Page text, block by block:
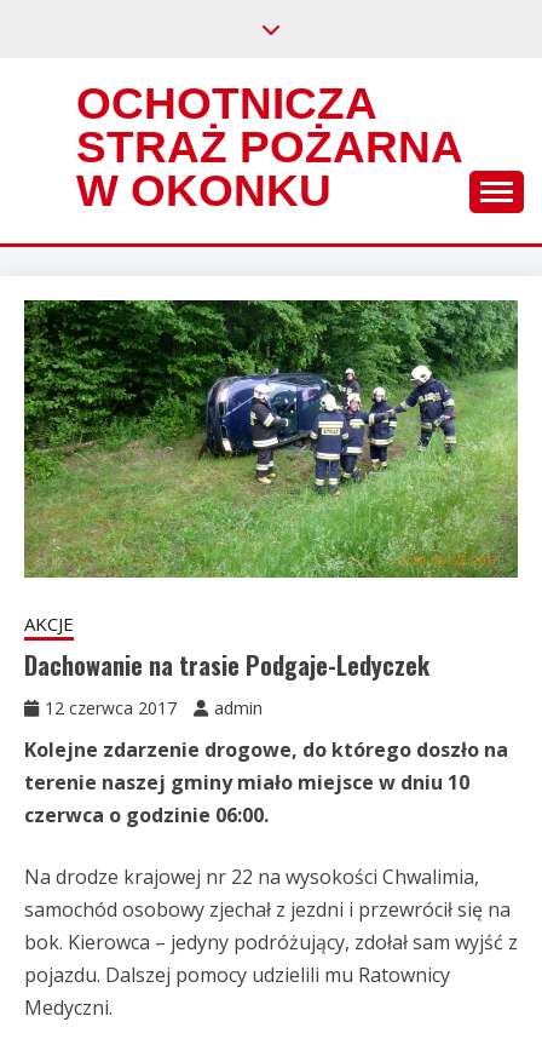
OCHOTNICZA
STRAŻ POŻARNA
W OKONKU
AKCJE
Dachowanie na trasie Podgaje-Ledyczek
12 czerwca 2017 admin
Kolejne zdarzenie drogowe, do którego doszło na
terenie naszej gminy miało miejsce w dniu 10
czerwca o godzinie 06:00.
Na drodze krajowej nr 22 na wysokości Chwalimia,
samochód osobowy zjechał z jezdni i przewrócił się na
bok. Kierowca – jedyny podróżujący, zdołał sam wyjść z
pojazdu. Dalszej pomocy udzielili mu Ratownicy
Medyczni.